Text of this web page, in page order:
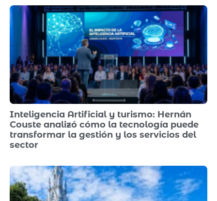
Inteligencia Artificial y turismo: Hernán
Couste analizó cómo la tecnología puede
transformar la gestión y los servicios del
sector